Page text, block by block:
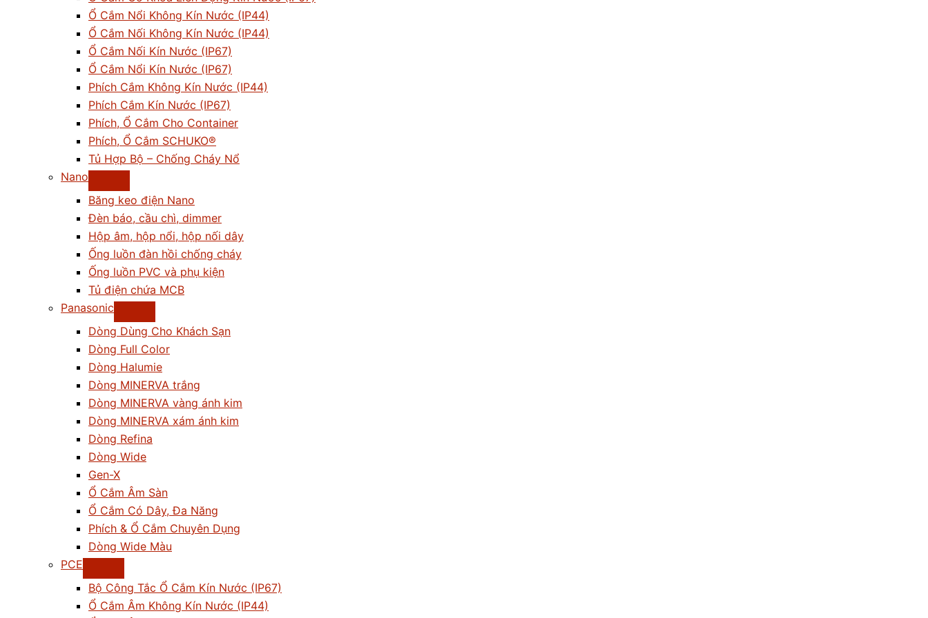
Ổ Cắm Nổi Không Kín Nước (IP44)
Ổ Cắm Nối Không Kín Nước (IP44)
Ổ Cắm Nối Kín Nước (IP67)
Ổ Cắm Nổi Kín Nước (IP67)
Phích Cắm Không Kín Nước (IP44)
Phích Cắm Kín Nước (IP67)
Phích, Ổ Cắm Cho Container
Phích, Ổ Cắm SCHUKO®
Tủ Hợp Bộ – Chống Cháy Nổ
Nano
Băng keo điện Nano
Đèn báo, cầu chì, dimmer
Hộp âm, hộp nổi, hộp nối dây
Ống luồn đàn hồi chống cháy
Ống luồn PVC và phụ kiện
Tủ điện chứa MCB
Panasonic
Dòng Dùng Cho Khách Sạn
Dòng Full Color
Dòng Halumie
Dòng MINERVA trắng
Dòng MINERVA vàng ánh kim
Dòng MINERVA xám ánh kim
Dòng Refina
Dòng Wide
Gen-X
Ổ Cắm Âm Sàn
Ổ Cắm Có Dây, Đa Năng
Phích & Ổ Cắm Chuyên Dụng
Dòng Wide Màu
PCE
Bộ Công Tắc Ổ Cắm Kín Nước (IP67)
Ổ Cắm Âm Không Kín Nước (IP44)